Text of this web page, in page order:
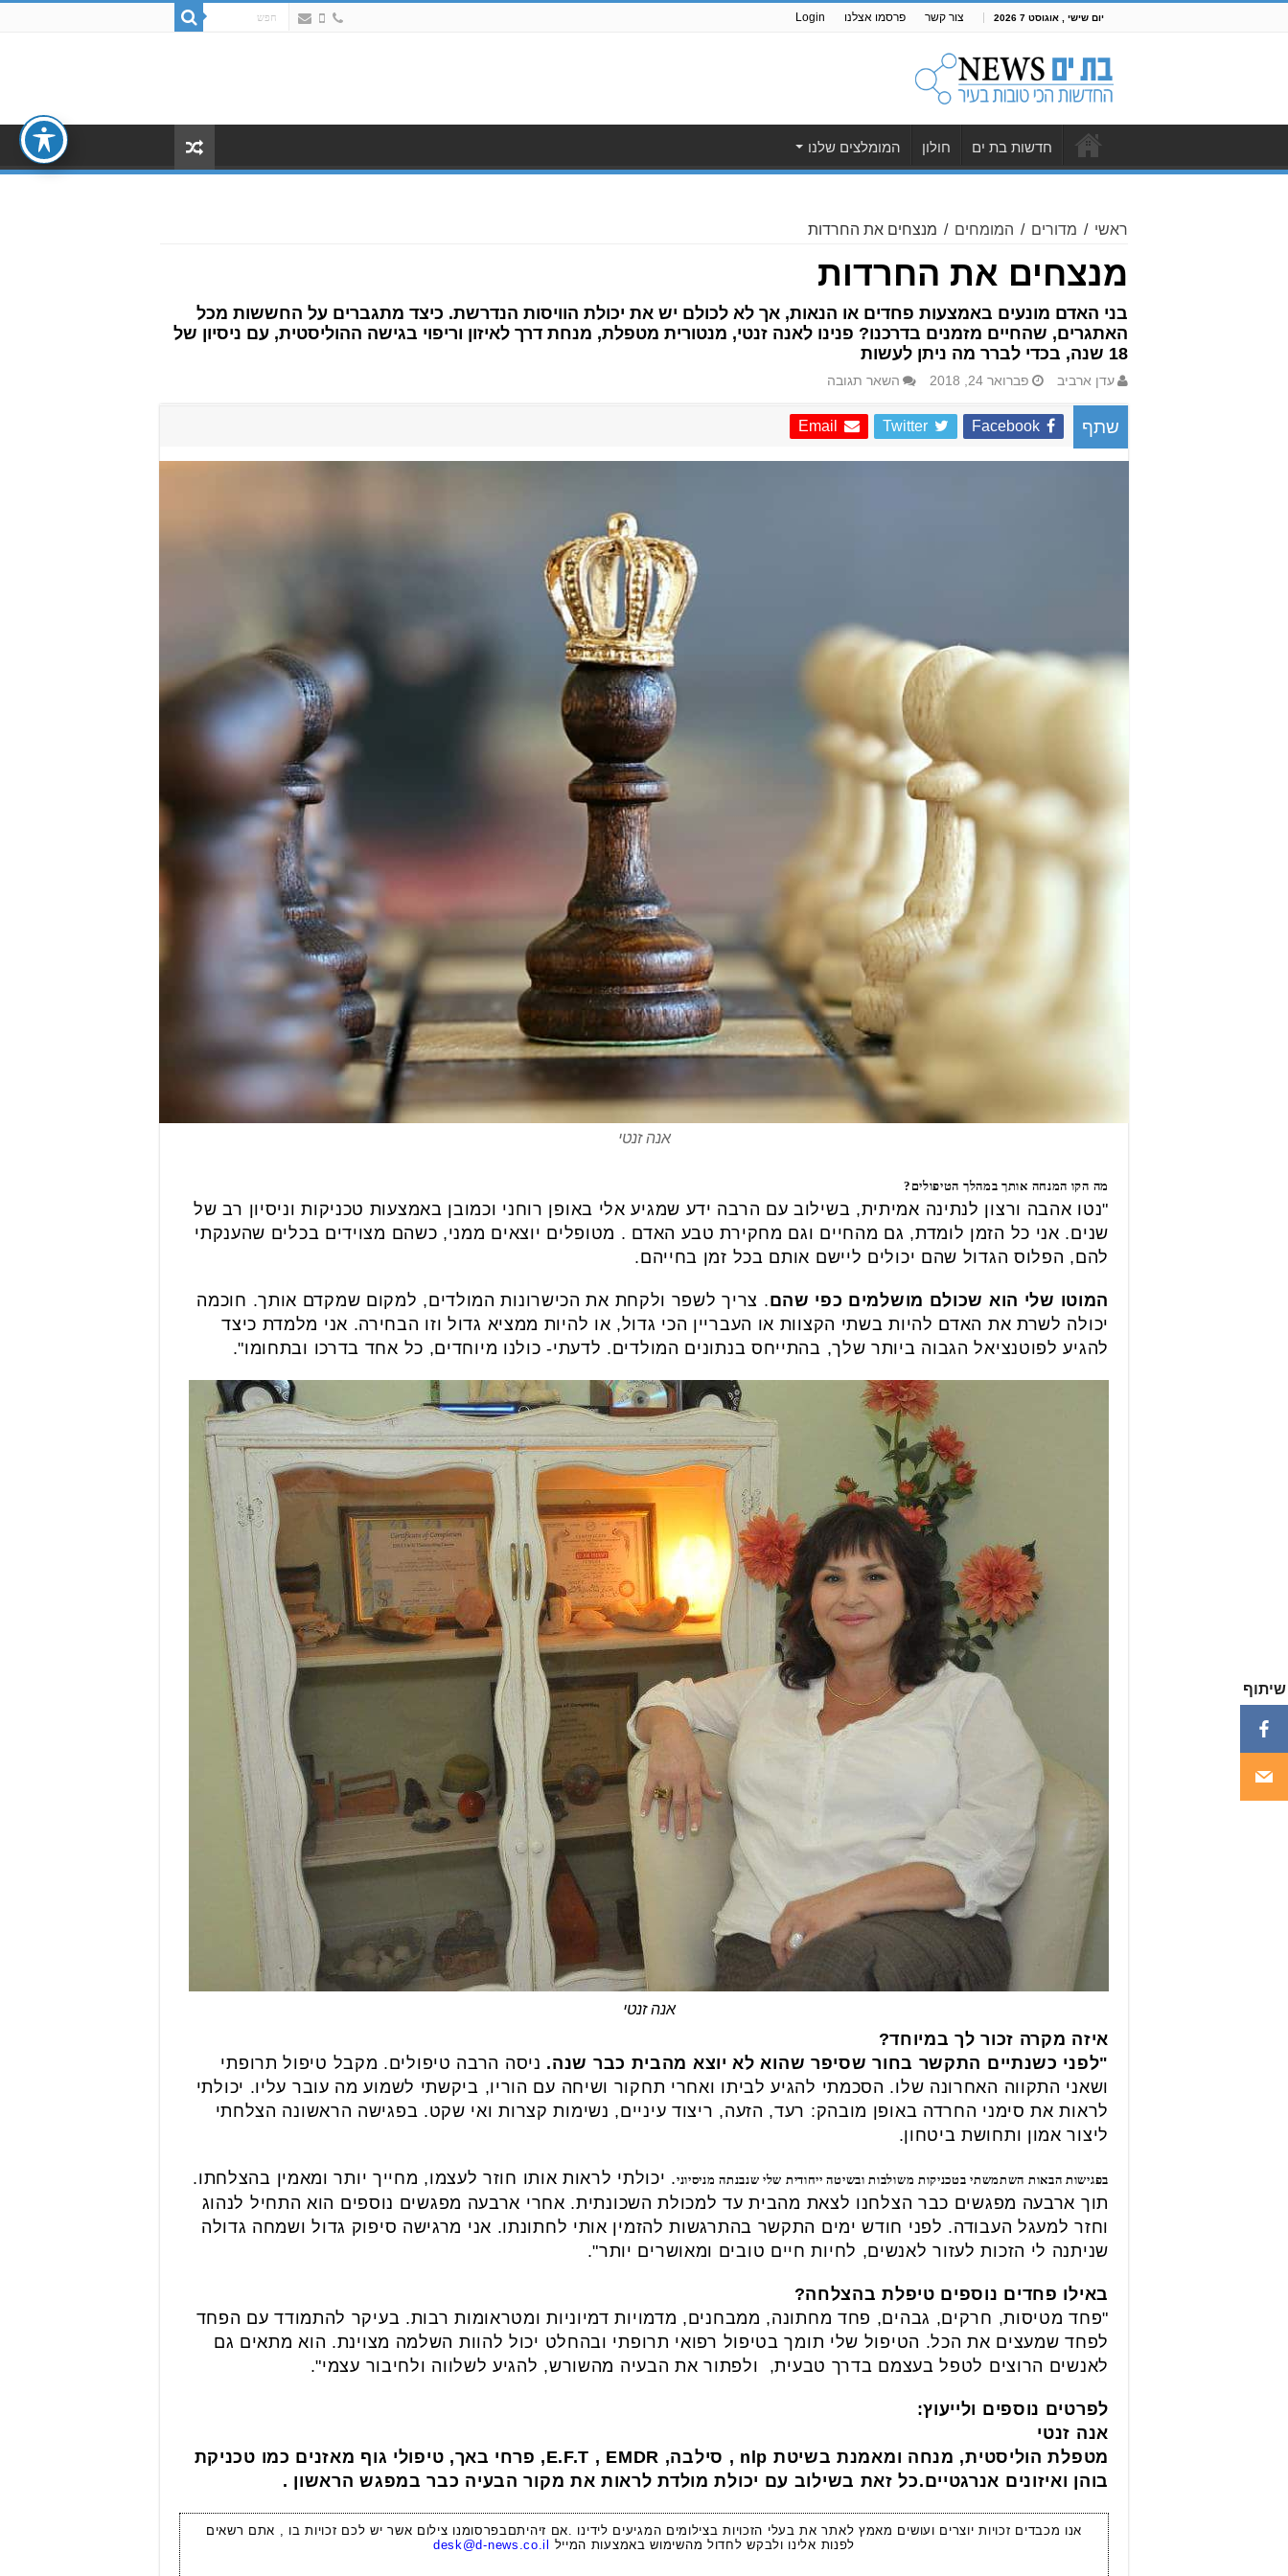
יום שישי , אוגוסט 7 2026 צור קשר פרסמו אצלנו Login
חדשות בת ים חולון המומלצים שלנו
ראשי / מדורים / המומחים / מנצחים את החרדות
מנצחים את החרדות
בני האדם מונעים באמצעות פחדים או הנאות, אך לא לכולם יש את יכולת הוויסות הנדרשת. כיצד מתגברים על החששות מכל
האתגרים, שהחיים מזמנים בדרכנו? פנינו לאנה זנטי, מנטורית מטפלת, מנחת דרך לאיזון וריפוי בגישה ההוליסטית, עם ניסיון של
18 שנה, בכדי לברר מה ניתן לעשות
עדן ארביב פברואר 24, 2018 השאר תגובה
שתף Facebook
Twitter
Email
אנה זנטי
מה הקו המנחה אותך במהלך הטיפולים?
"נטו אהבה ורצון לנתינה אמיתית, בשילוב עם הרבה ידע שמגיע אלי באופן רוחני וכמובן באמצעות טכניקות וניסיון רב של
שנים. אני כל הזמן לומדת, גם מהחיים וגם מחקירת טבע האדם . מטופלים יוצאים ממני, כשהם מצוידים בכלים שהענקתי
להם, הפלוס הגדול שהם יכולים ליישם אותם בכל זמן בחייהם.
המוטו שלי הוא שכולם מושלמים כפי שהם. צריך לשפר ולקחת את הכישרונות המולדים, למקום שמקדם אותך. חוכמה
יכולה לשרת את האדם להיות בשתי הקצוות או העבריין הכי גדול, או להיות ממציא גדול וזו הבחירה. אני מלמדת כיצד
להגיע לפוטנציאל הגבוה ביותר שלך, בהתייחס בנתונים המולדים. לדעתי- כולנו מיוחדים, כל אחד בדרכו ובתחומו".
אנה זנטי
איזה מקרה זכור לך במיוחד?
"לפני כשנתיים התקשר בחור שסיפר שהוא לא יוצא מהבית כבר שנה. ניסה הרבה טיפולים. מקבל טיפול תרופתי
ושאני התקווה האחרונה שלו. הסכמתי להגיע לביתו ואחרי תחקור ושיחה עם הוריו, ביקשתי לשמוע מה עובר עליו. יכולתי
לראות את סימני החרדה באופן מובהק: רעד, הזעה, ריצוד עיניים, נשימות קצרות ואי שקט. בפגישה הראשונה הצלחתי
ליצור אמון ותחושת ביטחון.
בפגישות הבאות השתמשתי בטכניקות משולבות ובשיטה ייחודית שלי שנבנתה מניסיוני. יכולתי לראות אותו חוזר לעצמו, מחייך יותר ומאמין בהצלחתו.
תוך ארבעה מפגשים כבר הצלחנו לצאת מהבית עד למכולת השכונתית. אחרי ארבעה מפגשים נוספים הוא התחיל לנהוג
וחזר למעגל העבודה. לפני חודש ימים התקשר בהתרגשות להזמין אותי לחתונתו. אני מרגישה סיפוק גדול ושמחה גדולה
שניתנה לי הזכות לעזור לאנשים, לחיות חיים טובים ומאושרים יותר".
באילו פחדים נוספים טיפלת בהצלחה?
"פחד מטיסות, חרקים, גבהים, פחד מחתונה, ממבחנים, מדמויות דמיוניות ומטראומות רבות. בעיקר להתמודד עם הפחד
לפחד שמעצים את הכל. הטיפול שלי תומך בטיפול רפואי תרופתי ובהחלט יכול להוות השלמה מצוינת. הוא מתאים גם
לאנשים הרוצים לטפל בעצמם בדרך טבעית, ולפתור את הבעיה מהשורש, להגיע לשלווה ולחיבור עצמי".
לפרטים נוספים ולייעוץ:
אנה זנטי
מטפלת הוליסטית, מנחה ומאמנת בשיטת
סילבה, E.F.T , EMDR,
פרחי באך, טיפולי גוף מאזנים כמו טכניקת
בוהן ואיזונים אנרגטיים.כל זאת בשילוב עם יכולת מולדת לראות את מקור הבעיה כבר במפגש הראשון .
אנו מכבדים זכויות יוצרים ועושים מאמץ לאתר את בעלי הזכויות בצילומים המגיעים לידינו .אם זיהיתםבפרסומנו צילום אשר יש לכם זכויות בו , אתם רשאים
לפנות אלינו ולבקש לחדול מהשימוש באמצעות המייל
desk@d-news.co.il
שיתוף